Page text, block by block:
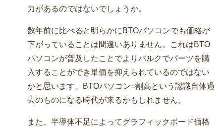
力があるのではないでしょうか。
数年前に比べると明らかにBTOパソコンでも価格が
下がっていることは間違いありません。これはBTO
パソコンが普及したことでよりバルクでパーツを購
入することができ単価を抑えられているのではない
かと思います。BTOパソコン=割高という認識自体過
去のものになる時代が来るかもしれません。
また、半導体不足によってグラフィックボード価格